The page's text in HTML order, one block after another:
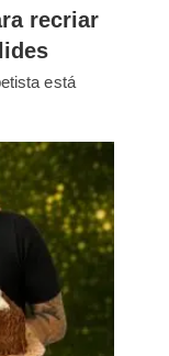
recriar
está